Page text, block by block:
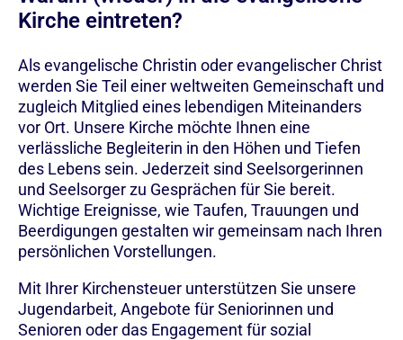
Kirche eintreten?
Als evangelische Christin oder evangelischer Christ
werden Sie Teil einer weltweiten Gemeinschaft und
zugleich Mitglied eines lebendigen Miteinanders
vor Ort. Unsere Kirche möchte Ihnen eine
verlässliche Begleiterin in den Höhen und Tiefen
des Lebens sein. Jederzeit sind Seelsorgerinnen
und Seelsorger zu Gesprächen für Sie bereit.
Wichtige Ereignisse, wie Taufen, Trauungen und
Beerdigungen gestalten wir gemeinsam nach Ihren
persönlichen Vorstellungen.
Mit Ihrer Kirchensteuer unterstützen Sie unsere
Jugendarbeit, Angebote für Seniorinnen und
Senioren oder das Engagement für sozial